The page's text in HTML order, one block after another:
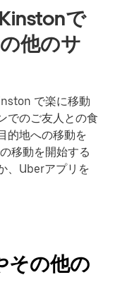
で
他のサ
で楽に移動
でのご友人との食
的地への移動を
移動を開始する
、Uberアプリを
その他の